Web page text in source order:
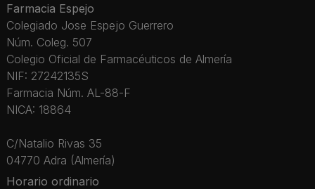
Farmacia Espejo
Colegiado Jose Espejo Guerrero
Núm. Coleg. 507
Colegio Oficial de Farmacéuticos de Almería
NIF: 27242135S
Farmacia Núm. AL-88-F
NICA: 18864
C/Natalio Rivas 35
04770 Adra (Almería)
Horario ordinario